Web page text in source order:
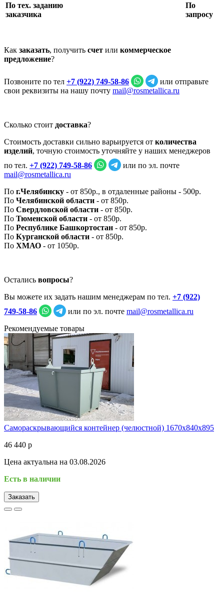
По тех. заданию
заказчика
По
запросу
Как заказать, получить счет или коммерческое
предложение?
Позвоните по тел +7 (922) 749‑58‑86
или отправьте
свои реквизиты на нашу почту mail@rosmetallica.ru
Сколько стоит доставка?
Стоимость доставки сильно варьируется от количества
изделий, точную стоимость уточняйте у наших менеджеров
по тел. +7 (922) 749‑58‑86
или по эл. почте
mail@rosmetallica.ru
По г.Челябинску - от 850р., в отдаленные районы - 500р.
По Челябинской области - от 850р.
По Свердловской области - от 850р.
По Тюменской области - от 850р.
По Республике Башкортостан - от 850р.
По Курганской области - от 850р.
По ХМАО - от 1050р.
Остались вопросы?
Вы можете их задать нашим менеджерам по тел. +7 (922)
749‑58‑86
или по эл. почте mail@rosmetallica.ru
Рекомендуемые товары
Самораскрывающийся контейнер (челюстной) 1670х840х895
46 440 р
Цена актуальна на 03.08.2026
Есть в наличии
Заказать